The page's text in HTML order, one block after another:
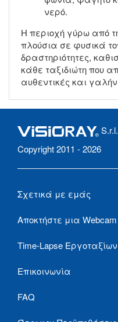
νερό.
Η περιοχή γύρω από
πλούσια σε φυσικά
δραστηριότητες,
κάθε ταξιδιώτη που
αυθεντικές και
S.r.l.
Copyright 2011 - 2026
Σχετικά με εμάς
Αποκτήστε μια Webcam
Time-Lapse Εργοταξίων
Επικοινωνία
FAQ